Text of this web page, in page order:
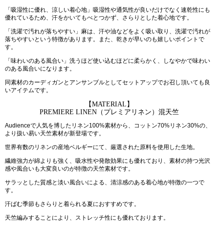
「吸湿性に優れ、涼しい着心地」吸湿性や通気性が良いだけでなく速乾性にも
優れているため、汗をかいてもべとつかず、さらりとした着心地です。
「洗濯で汚れが落ちやすい」麻は、汗や油などをよく吸い取り、洗濯で汚れが
落ちやすいという特徴があります。また、乾きが早いのも嬉しいポイントで
す。
「味わいのある風合い」洗うほど使い込むほどに柔らかく、しなやかで味わい
のある風合いになります。
同素材のカーディガンとアンサンブルとしてセットアップでお召し頂いても良
いアイテムです。
【MATERIAL】
PREMIERE LINEN（プレミアリネン）混天竺
Audienceで人気を博したリネン100%素材から、コットン70%リネン30%の、
より扱い易い天竺素材が新登場です。
世界有数のリネンの産地ベルギーにて、厳選された原料を使用した生地。
繊維強力が綿よりも強く、吸水性や発散効果にも優れており、素材の持つ光沢
感や風合いも大変良いのが特徴の天竺素材です。
サラッとした質感と淡い風合いによる、清涼感のある着心地が特徴の一つで
す。
汗ばむ季節もさらりと着られる夏におすすめです。
天竺編みすることにより、ストレッチ性にも優れております。